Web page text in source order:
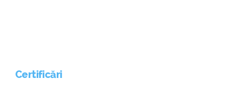
Certificări